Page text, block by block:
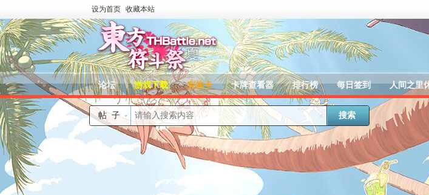
设为首页 收藏本站
论坛 游戏下载 实体卡 卡牌查看器 排行榜 每日签到 人间之里
帖子 搜索